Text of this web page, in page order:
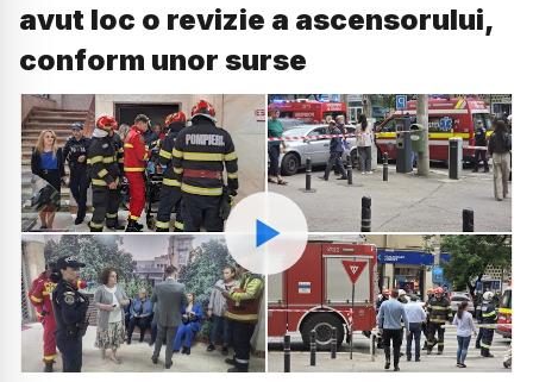
avut loc o revizie a ascensorului,
conform unor surse
Watch